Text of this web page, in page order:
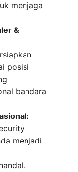
menjaga
&
posisi
bandara
menjadi